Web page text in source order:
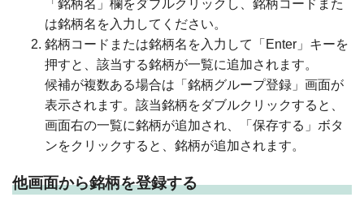
「銘柄名」欄をダブルクリックし、銘柄コードまた
は銘柄名を入力してください。
銘柄コードまたは銘柄名を入力して「Enter」キーを
押すと、該当する銘柄が一覧に追加されます。
候補が複数ある場合は「銘柄グループ登録」画面が
表示されます。該当銘柄をダブルクリックすると、
画面右の一覧に銘柄が追加され、「保存する」ボタ
ンをクリックすると、銘柄が追加されます。
他画面から銘柄を登録する